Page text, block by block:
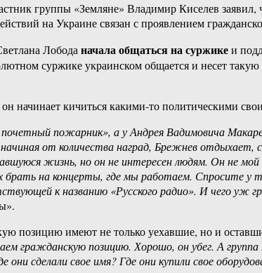
группы «Земляне» Владимир Киселев
на Украине связан с проявлением
Лободаначала общаться на суржикеи
суржике украинском общается и несет
начинает кичиться какими-то политическими
пожарник», а у Андрея Вадимовича
от количества наград, Брежнев
жизнь, но он не интересен людям. Он не
на концерты, где мы работаем. Спросите у
к названию «Русского радио». И чего
позицию имеют не только уехавшие, но и
гражданскую позицию. Хорошо, он убег. А
они сделали свое имя? Где они купили свое